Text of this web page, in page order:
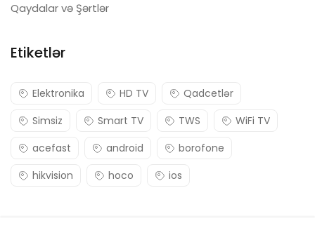
Qaydalar və Şərtlər
Etiketlər
Elektronika HD TV
Qadcetlər
Simsiz
Smart TV TWS
WiFi TV
acefast
android
borofone
hikvision
hoco ios